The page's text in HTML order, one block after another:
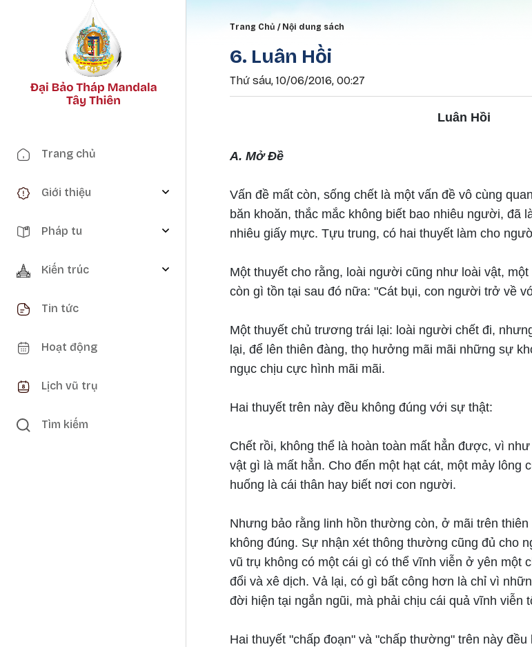
Main navigation
Trang chủ
Giới thiệu
Pháp tu
Kiến trúc
Tin tức
Hoạt động
Lịch vũ trụ
Tìm kiếm
Breadcrumb
Trang Chủ Nội dung sách
6. Luân Hồi
Thứ sáu, 10/06/2016, 00:27
Luân Hồi
A. Mở Đề
Vấn đề mất còn, sống chết là một vấn đề vô cùng
băn khoăn, thắc mắc không biết bao nhiêu người, đã
nhiêu giấy mực. Tựu trung, có hai thuyết làm cho
Một thuyết cho rằng, loài người cũng như loài vật,
còn gì tồn tại sau đó nữa: "Cát bụi, con người trở về
Một thuyết chủ trương trái lại: loài người chết đi,
lại, để lên thiên đàng, thọ hưởng mãi mãi những sự
ngục chịu cực hình mãi mãi.
Hai thuyết trên này đều không đúng với sự thật:
Chết rồi, không thể là hoàn toàn mất hẳn được, vì
vật gì là mất hẳn. Cho đến một hạt cát, một mảy lông
huống là cái thân hay biết nơi con người.
Nhưng bảo rằng linh hồn thường còn, ở mãi trên
không đúng. Sự nhận xét thông thường cũng đủ cho
vũ trụ không có một cái gì có thể vĩnh viễn ở yên một
đổi và xê dịch. Vả lại, có gì bất công hơn là chỉ vì
đời hiện tại ngắn ngũi, mà phải chịu cái quả vĩnh viễn
Hai thuyết "chấp đoạn" và "chấp thường" trên này